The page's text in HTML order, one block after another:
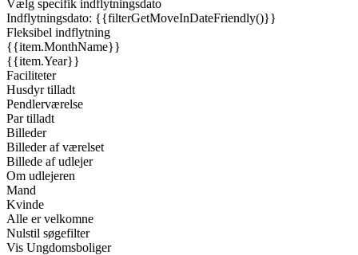
Vælg specifik indflytningsdato
Indflytningsdato: {{filterGetMoveInDateFriendly()}}
Fleksibel indflytning
{{item.MonthName}}
{{item.Year}}
Faciliteter
Husdyr tilladt
Pendlerværelse
Par tilladt
Billeder
Billeder af værelset
Billede af udlejer
Om udlejeren
Mand
Kvinde
Alle er velkomne
Nulstil søgefilter
Vis Ungdomsboliger